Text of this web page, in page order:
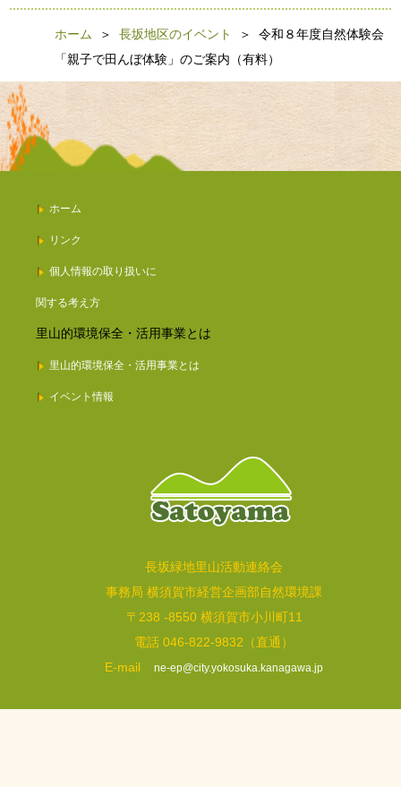
ホーム ＞長坂地区のイベント
＞ 令和８年度自然体験会
「親子で田んぼ体験」のご案内（有料）
ホーム
リンク
個人情報の取り扱いに
関する考え方
里山的環境保全・活用事業とは
里山的環境保全・活用事業とは
イベント情報
長坂緑地里山活動連絡会
事務局 横須賀市経営企画部自然環境課
〒238 -8550 横須賀市小川町11
電話 046-822-9832（直通）
E-mail
ne-ep@city.yokosuka.kanagawa.jp